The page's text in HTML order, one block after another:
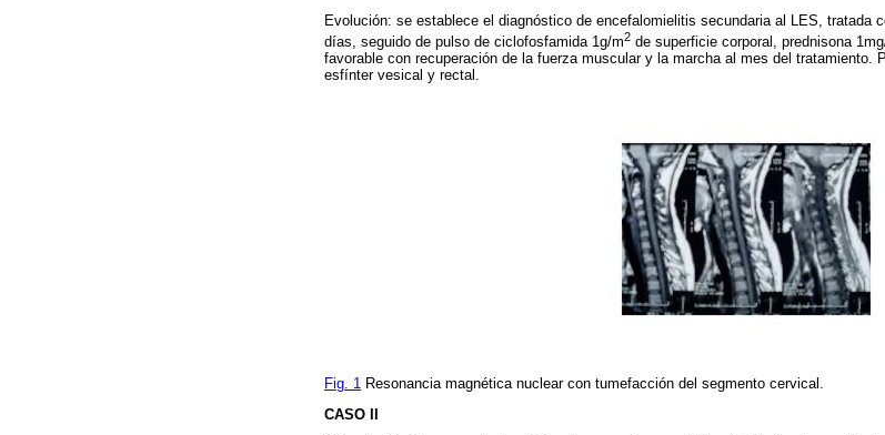
Evolución: se establece el diagnóstico de encefalomielitis secundaria al LES, tratada
días, seguido de pulso de ciclofosfamida 1g/m2 de superficie corporal, prednisona
favorable con recuperación de la fuerza muscular y la marcha al mes del tratamiento.
esfínter vesical y rectal.
Fig. 1 Resonancia magnética nuclear con tumefacción del segmento cervical.
CASO II